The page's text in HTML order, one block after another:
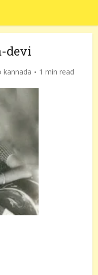
devi
kannada 1 min read